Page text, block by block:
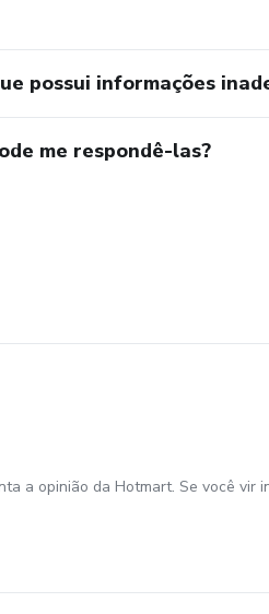
possui informações
me respondê-las?
a opinião da Hotmart. Se você vir